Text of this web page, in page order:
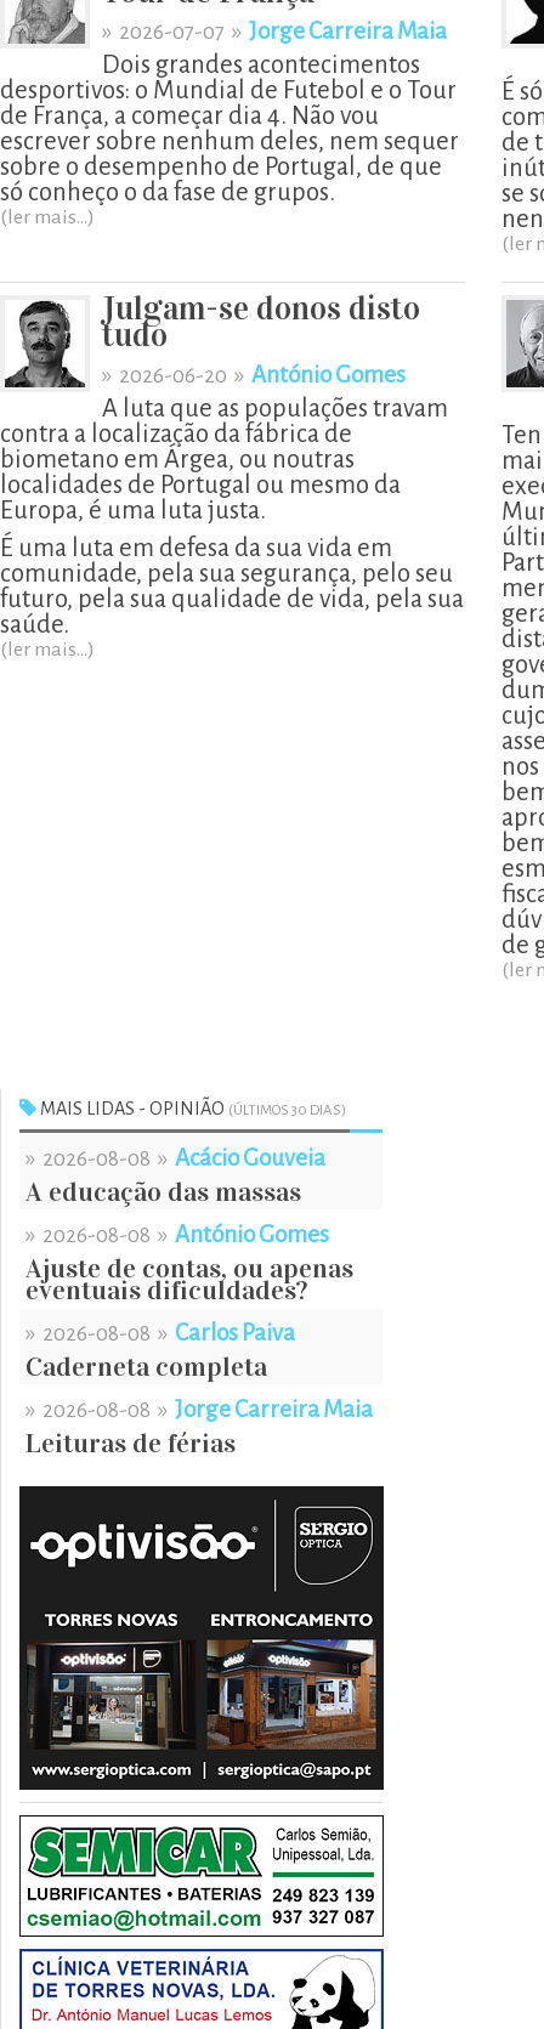
» 2026-07-07 » Jorge Carreira Maia
Dois grandes acontecimentos
desportivos: o Mundial de Futebol e o Tour
de França, a começar dia 4. Não vou
escrever sobre nenhum deles, nem sequer
sobre o desempenho de Portugal, de que
só conheço o da fase de grupos.
(ler mais...)
É
de
se
(ler
Julgam-se donos disto
tudo
» 2026-06-20 » António Gomes
A luta que as populações travam
contra a localização da fábrica de
biometano em Árgea, ou noutras
localidades de Portugal ou mesmo da
Europa, é uma luta justa.
É uma luta em defesa da sua vida em
comunidade, pela sua segurança, pelo seu
futuro, pela sua qualidade de vida, pela sua
saúde.
(ler mais...)
de
(ler
MAIS LIDAS - OPINIÃO (ÚLTIMOS 30 DIAS)
» 2026-08-08 » Acácio Gouveia
A educação das massas
» 2026-08-08 » António Gomes
Ajuste de contas, ou apenas
eventuais dificuldades?
» 2026-08-08 » Carlos Paiva
Caderneta completa
» 2026-08-08 » Jorge Carreira Maia
Leituras de férias